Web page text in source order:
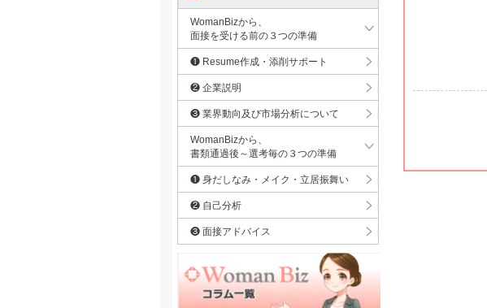
WomanBizから、
面接を受ける前の３つの準備
❶ Resume作成・添削サポート
❷ 企業説明
❸ 業界動向及び市場分析について
WomanBizから、
書類通過後～選考毎の３つの準備
❶ 身だしなみ・メイク・立居振舞い
❷ 自己分析
❸ 面接アドバイス